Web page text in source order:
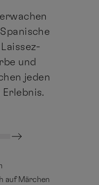
und
jeden
Erlebnis.
auf Märchen